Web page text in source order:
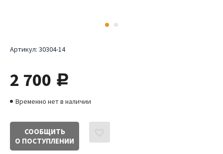
Артикул: 30304-14
2 700 руб.
Временно нет в наличии
СООБЩИТЬ
О ПОСТУПЛЕНИИ